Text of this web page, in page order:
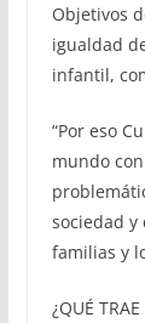
Objetivos
igualdad
infantil,
“Por eso
mundo
sociedad y
familias y
¿QUÉ